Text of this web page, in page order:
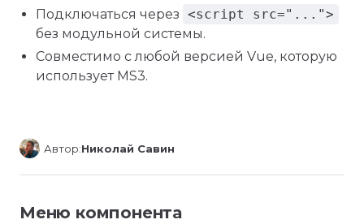
Подключаться через <script src="...">
без модульной системы.
Совместимо с любой версией Vue, которую
использует MS3.
Автор:Николай Савин
Меню компонента